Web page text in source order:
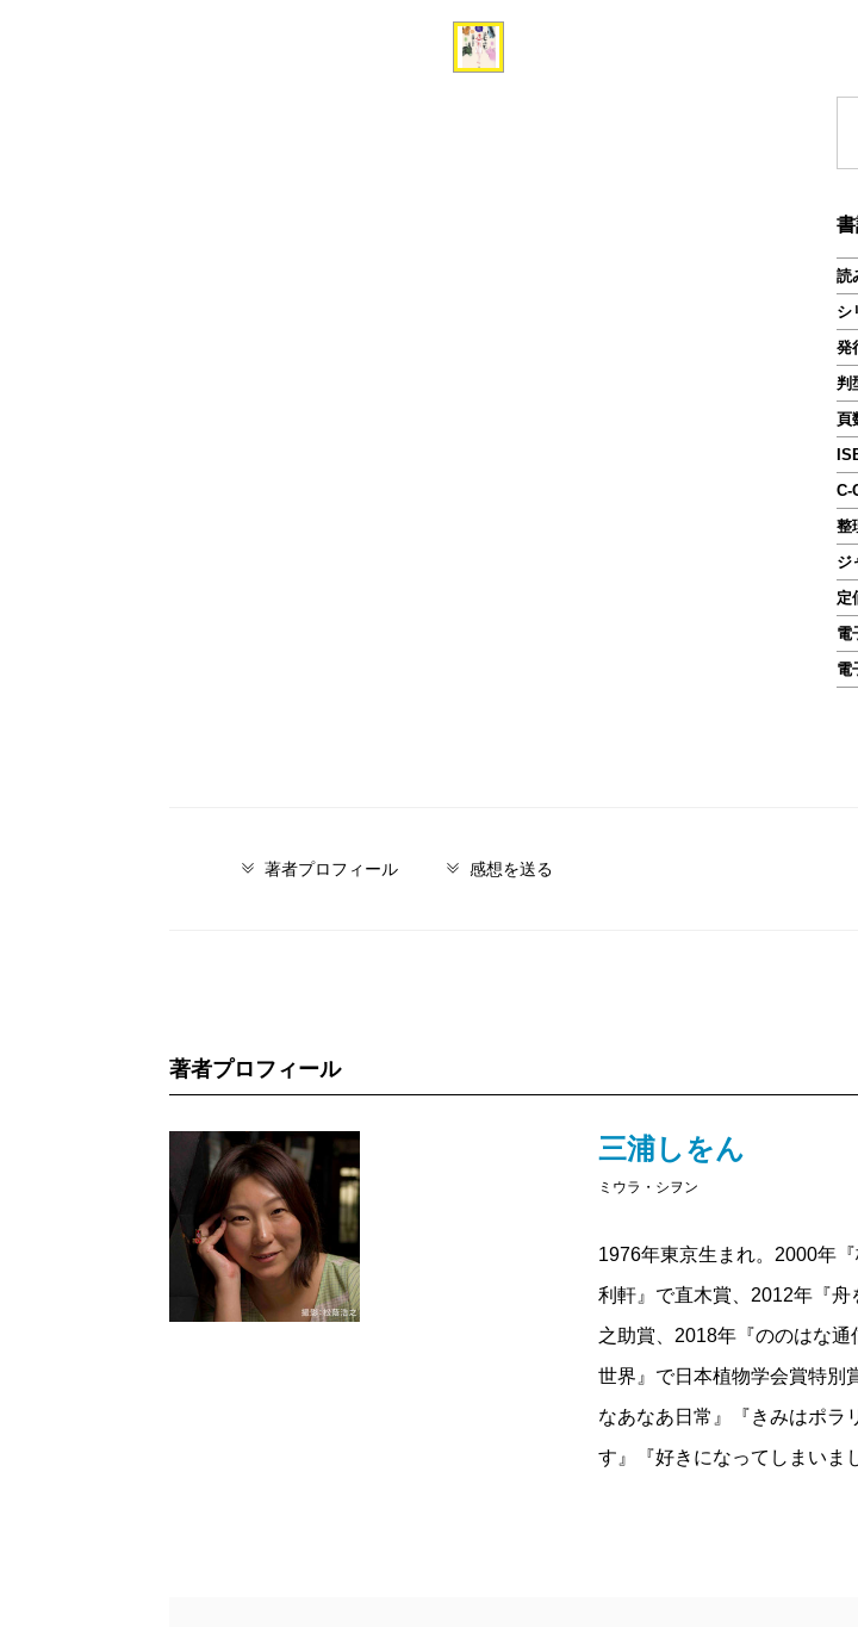
読
シ
発
判
頁
C-
整
ジ
定
電
電
著者プロフィール 感想を送る
著者プロフィール
三浦しをん
ミウラ・シヲン
1976年東京生まれ。2000年
利軒』で直木賞、2012年『
之助賞、2018年『ののはな
世界』で日本植物学会賞特別
なあなあ日常』『きみはポラ
す』『好きになってしまいま